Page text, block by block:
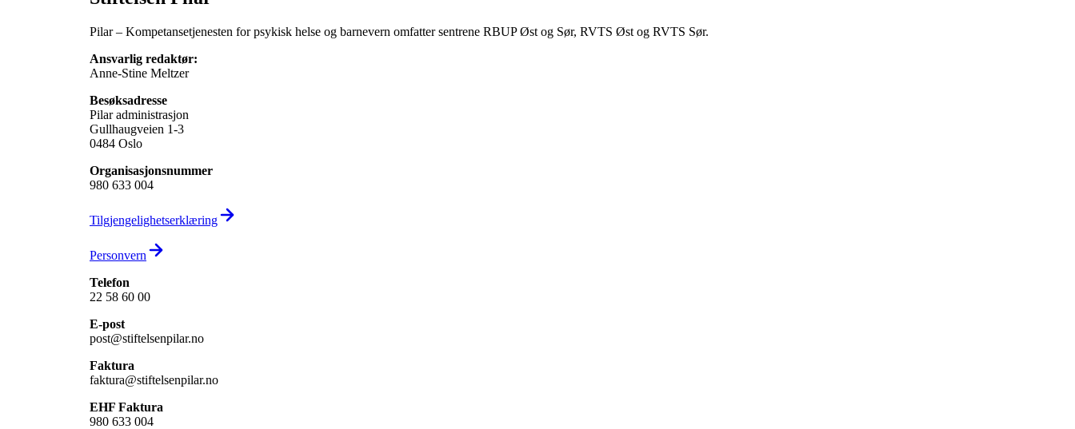
Pilar – Kompetansetjenesten for psykisk helse og barnevern omfatter sentrene RBUP Øst og Sør, RVTS Øst og RVTS Sør.
Ansvarlig redaktør:
Anne-Stine Meltzer
Besøksadresse
Pilar administrasjon
Gullhaugveien 1-3
0484 Oslo
Organisasjons­nummer
980 633 004
Tilgjengelighets­erklæring
Personvern
Telefon
22 58 60 00
E-post
post@stiftelsenpilar.no
Faktura
faktura@stiftelsenpilar.no
EHF Faktura
980 633 004